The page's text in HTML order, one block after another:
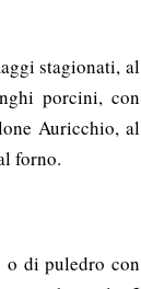
stagionati, al
porcini, con
Auricchio, al
forno.
o di puledro con